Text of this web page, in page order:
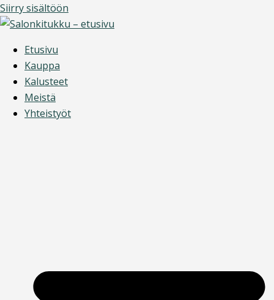
Siirry sisältöön
Etusivu
Kauppa
Kalusteet
Meistä
Yhteistyöt